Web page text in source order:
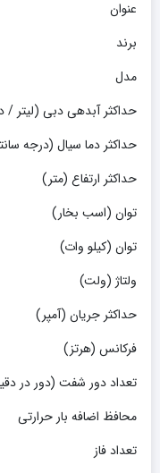
عنوان
برند
مدل
حداکثر آبدهی دبی (لیتر /
حداکثر دما سیال (درجه
حداکثر ارتفاع (متر)
توان (اسب بخار)
توان (کیلو وات)
ولتاژ (ولت)
حداکثر جریان (آمپر)
فرکانس (هرتز)
تعداد دور شفت (دور در
محافظ اضافه بار حرارتی
تعداد فاز